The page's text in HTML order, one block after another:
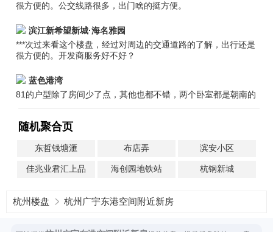
很方便的。公交线路很多，出门啥的挺方便。
滨江新希望新城·海名雅园
***次过来看这个楼盘，经过对周边的交通道路的了解，出行还是
很方便的。开发商服务好不好？
蓝色港湾
81的户型除了房间少了点，其他也都不错，两个卧室都是朝南的
随机聚合页
东哲钱塘滙 布店弄 滨安小区
佳兆业君汇上品 海创园地铁站 杭钢新城
杭州楼盘 杭州广宇东港空间附近新房